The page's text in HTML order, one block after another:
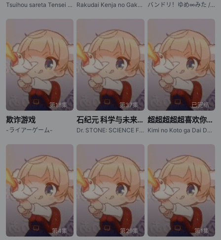
Tsuihou sareta Tensei Juukishi wa Game Chishiki de Musou suruTsuihou sareta Tensei Juukishi wa Game Chishiki de Musou suru / 被流放的转生重骑士用游戏知识开无双 / 被追放的转生重骑士用游戏知识开无双 Rakudai Kenja no Gakuin Musou: Nidome no Tensei, S-Rank Cheat Majutsushi Boukenroku / 落第贤者的学院无双～第二回转生，S等级作弊魔术师冒险记～ バンドリ！ゆめ∞みた / BanG Dream！梦限大みゅーたいぷ / 梦限大
第18集
欺诈游戏
-ライアーゲーム-
第37集
石纪元 科学与未来 第3部分
Dr. STONE: SCIENCE FUTURE Part 3 / 新石纪 科学与未来 第3部分 / 石纪元 第四季 第3部分 / 新石纪 第四季 第3部分 / Dr. Stone: Science Future 3
已完结
超超超超超喜欢你的100个女朋友 第二季
Kimi no Koto ga Dai Dai Dai Dai Daisuki na Hyakunin no Kanojo (2025) / The 100 Girlfriends Who Really, Really, Really, Really, Really Love You (2025) / Kimi no Koto ga Dai Dai Dai Dai Daisuki na 100-nin no Kanojo 2 / The 100 Girlfriends Who Really, Really
第4集 第29集 第1集